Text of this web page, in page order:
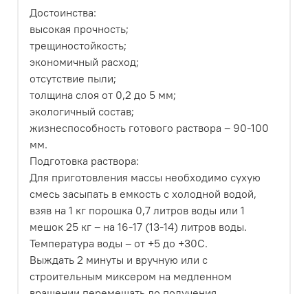
Достоинства:
высокая прочность;
трещиностойкость;
экономичный расход;
отсутствие пыли;
толщина слоя от 0,2 до 5 мм;
экологичный состав;
жизнеспособность готового раствора – 90-100
мм.
Подготовка раствора:
Для приготовления массы необходимо сухую
смесь засыпать в емкость с холодной водой,
взяв на 1 кг порошка 0,7 литров воды или 1
мешок 25 кг – на 16-17 (13-14) литров воды.
Температура воды – от +5 до +30С.
Выждать 2 минуты и вручную или с
строительным миксером на медленном